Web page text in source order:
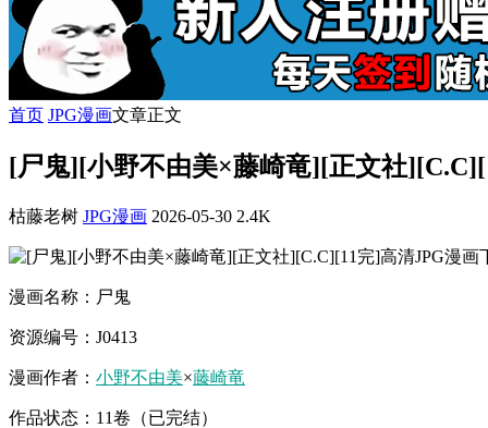
首页 JPG漫画文章正文
[尸鬼][小野不由美×藤崎竜][正文社
枯藤老树 JPG漫画 2026-05-30 2.4K
漫画名称：尸鬼
资源编号：J0413
漫画作者： 小野不由美×藤崎竜
作品状态：11卷（已完结）